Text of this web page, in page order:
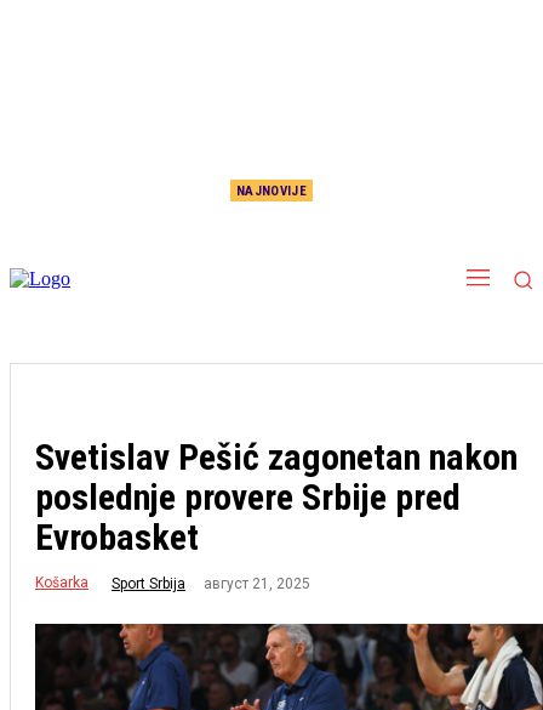
NAJNOVIJE
Svetislav Pešić zagonetan nakon
poslednje provere Srbije pred
Evrobasket
Košarka Sport Srbija август 21, 2025